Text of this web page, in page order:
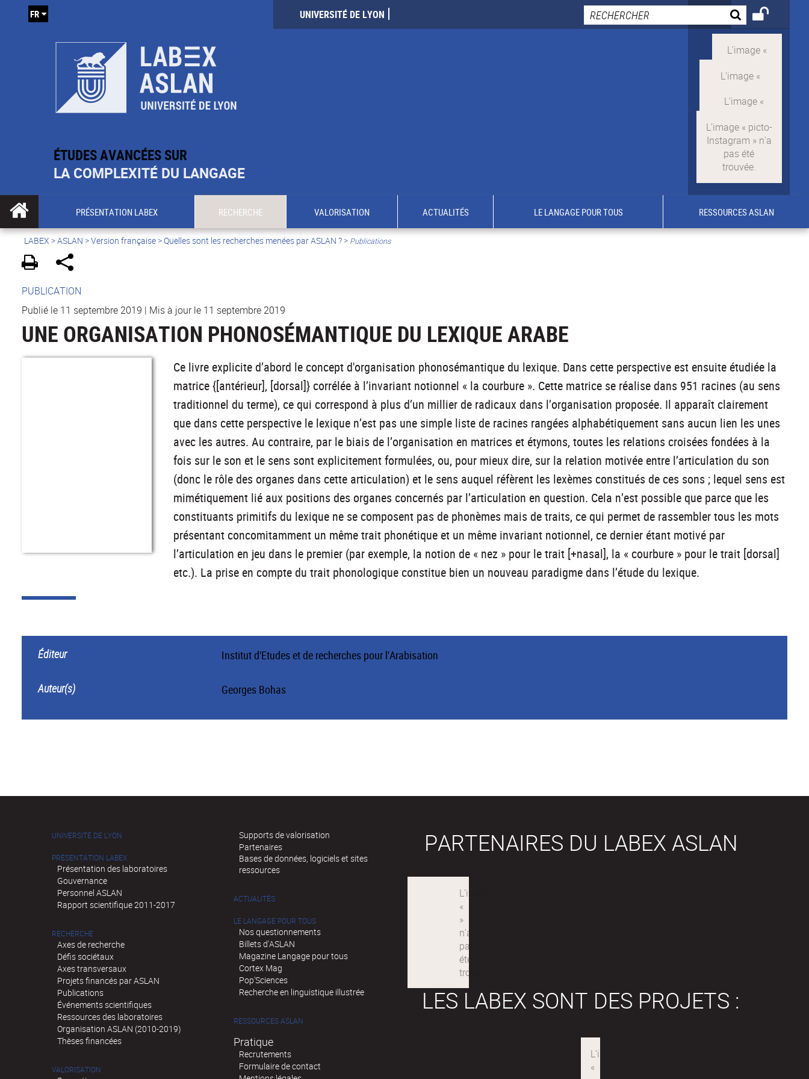
ÉTUDES AVANCÉES SUR
LA COMPLEXITÉ DU LANGAGE
UNIVERSITÉ DE LYON
FR
PRÉSENTATION LABEX RECHERCHE VALORISATION ACTUALITÉS LE LANGAGE POUR TOUS RESSOURCES ASLAN
LABEX >ASLAN >Version française>Quelles sont les recherches menées par ASLAN ?> Publications
PUBLICATION
Publié le 11 septembre 2019 | Mis à jour le 11 septembre 2019
UNE ORGANISATION PHONOSÉMANTIQUE DU LEXIQUE ARABE
Ce livre explicite d’abord le concept d'organisation phonosémantique du lexique. Dans cette perspective est ensuite étudiée la
matrice {[antérieur], [dorsal]} corrélée à l’invariant notionnel « la courbure ». Cette matrice se réalise dans 951 racines (au sens
traditionnel du terme), ce qui correspond à plus d’un millier de radicaux dans l’organisation proposée. Il apparaît clairement
que dans cette perspective le lexique n’est pas une simple liste de racines rangées alphabétiquement sans aucun lien les unes
avec les autres. Au contraire, par le biais de l’organisation en matrices et étymons, toutes les relations croisées fondées à la
fois sur le son et le sens sont explicitement formulées, ou, pour mieux dire, sur la relation motivée entre l’articulation du son
(donc le rôle des organes dans cette articulation) et le sens auquel réfèrent les lexèmes constitués de ces sons ; lequel sens est
mimétiquement lié aux positions des organes concernés par l’articulation en question. Cela n’est possible que parce que les
constituants primitifs du lexique ne se composent pas de phonèmes mais de traits, ce qui permet de rassembler tous les mots
présentant concomitamment un même trait phonétique et un même invariant notionnel, ce dernier étant motivé par
l’articulation en jeu dans le premier (par exemple, la notion de « nez » pour le trait [+nasal], la « courbure » pour le trait [dorsal]
etc.). La prise en compte du trait phonologique constitue bien un nouveau paradigme dans l’étude du lexique.
Éditeur Institut d'Etudes et de recherches pour l'Arabisation
Auteur(s) Georges Bohas
UNIVERSITÉ DE LYON
PRÉSENTATION LABEX
Présentation des laboratoires
Gouvernance
Personnel ASLAN
Rapport scientifique 2011-2017
RECHERCHE
Axes de recherche
Défis sociétaux
Axes transversaux
Projets financés par ASLAN
Publications
Événements scientifiques
Ressources des laboratoires
Organisation ASLAN (2010-2019)
Thèses financées
VALORISATION
Supports de valorisation
Partenaires
Bases de données, logiciels et sites
ressources
ACTUALITÉS
LE LANGAGE POUR TOUS
Nos questionnements
Billets d'ASLAN
Magazine Langage pour tous
Cortex Mag
Pop'Sciences
Recherche en linguistique illustrée
RESSOURCES ASLAN
Pratique
Recrutements
Formulaire de contact
PARTENAIRES DU LABEX ASLAN
LES LABEX SONT DES PROJETS :